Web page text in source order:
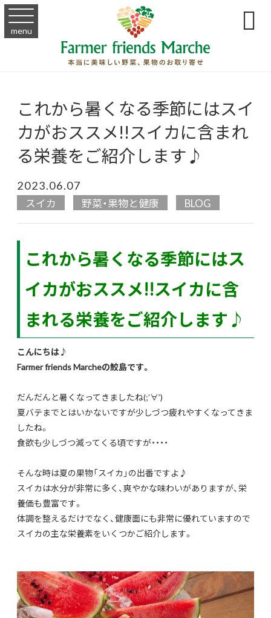
menu 
>スイカ >これから暑くなる季節にはスイカがおススメ!!スイカに含ま
これから暑くなる季節にはスイ
カがおススメ!!スイカに含まれ
る栄養をご紹介します♪
2023.06.07
スイカ 野菜・果物と健康 BLOG
これから暑くなる季節にはス
イカがおススメ!!スイカに含
まれる栄養をご紹介します♪
こんにちは♪
Farmer friends Marcheの鮫島です。
だんだんと暑くなってきましたね(;’∀’)
夏バテまでとはいかないですが少しづつ疲れやすくなってきま
したね。
食欲も少しづつ減ってくる頃ですが・・・・
そんな時は夏の果物「スイカ」の出番ですよ♪
スイカは水分が非常に多く、爽やかな味わいがありますが、栄
養価も豊富です。
体調を整えるだけでなく、健康面にも非常に優れていますので
スイカの主な栄養素をいくつかご紹介します。